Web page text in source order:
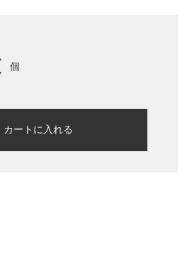
個
カートに入れる